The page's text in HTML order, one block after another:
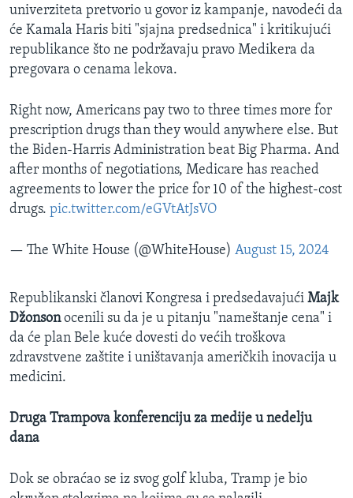
univerziteta pretvorio u govor iz kampanje, navodeći da
će Kamala Haris biti "sjajna predsednica" i kritikujući
republikance što ne podržavaju pravo Medikera da
pregovara o cenama lekova.
Right now, Americans pay two to three times more for
prescription drugs than they would anywhere else. But
the Biden-Harris Administration beat Big Pharma. And
after months of negotiations, Medicare has reached
agreements to lower the price for 10 of the highest-cost
drugs. pic.twitter.com/eGVtAtJsVO
— The White House (@WhiteHouse) August 15, 2024
Republikanski članovi Kongresa i predsedavajući Majk
Džonsonocenili su da je u pitanju "nameštanje cena" i
da će plan Bele kuće dovesti do većih troškova
zdravstvene zaštite i uništavanja američkih inovacija u
medicini.
Druga Trampova konferenciju za medije u nedelju
dana
Dok se obraćao se iz svog golf kluba, Tramp je bio